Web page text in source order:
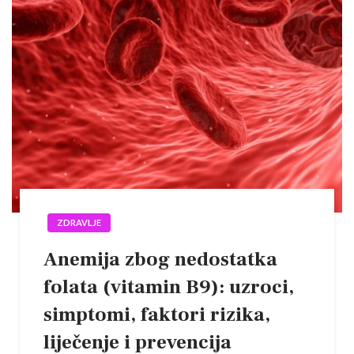
ZDRAVLJE
Anemija zbog nedostatka
folata (vitamin B9): uzroci,
simptomi, faktori rizika,
liječenje i prevencija